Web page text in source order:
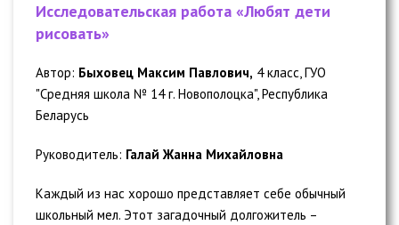
Исследовательская работа «Любят дети
рисовать»
Автор: Быховец Максим Павлович, 4 класс, ГУО
"Средняя школа № 14 г. Новополоцка", Республика
Беларусь
Руководитель: Галай Жанна Михайловна
Каждый из нас хорошо представляет себе обычный
школьный мел. Этот загадочный долгожитель –